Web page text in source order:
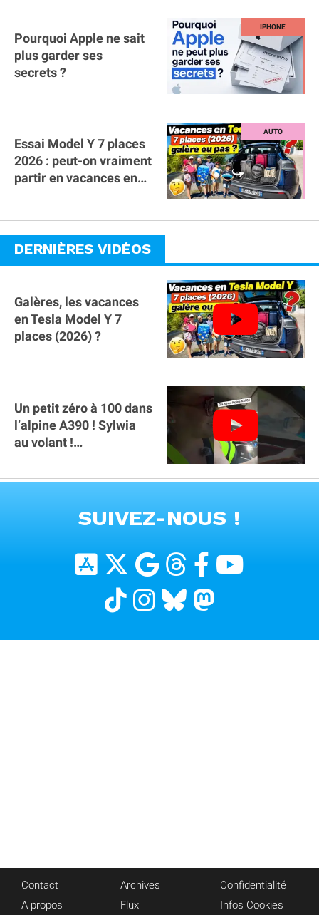
Pourquoi Apple ne sait
plus garder ses
secrets ?
Essai Model Y 7 places
2026 : peut-on vraiment
partir en vacances en
DERNIÈRES VIDÉOS
Galères, les vacances
en Tesla Model Y 7
places (2026) ?
Un petit zéro à 100 dans
l’alpine A390 ￼! Sylwia
au volant !
#alpine #a390
SUIVEZ-NOUS !
Contact
A propos
Archives
Flux
Confidentialité
Infos Cookies